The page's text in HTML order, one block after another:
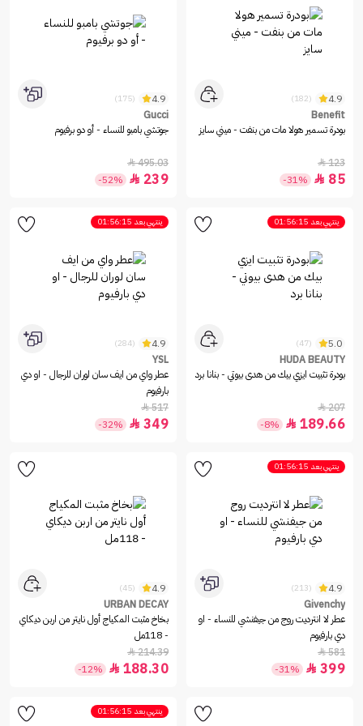
4.9
(182)
Benefit
بودرة تسمير هولا مات من بنفت - ميني سايز
123

85

-31%
4.9
(175)
Gucci
جوتشي بامبو للنساء - أو دو برفيوم
495.03

239

-52%
ينتهي بعد 01:56:15
5.0
(47)
HUDA BEAUTY
بودرة تثبيت ايزي بيك من هدى بيوتي - بنانا برد
207

189.66

-8%
ينتهي بعد 01:56:15
4.9
(284)
YSL
عطر واي من ايف سان لوران للرجال - او دي
بارفيوم
517

349

-32%
ينتهي بعد 01:56:15
4.9
(213)
Givenchy
عطر لا انترديت روج من جيفنشي للنساء - او
دي بارفيوم
581

399

-31%
4.9
(45)
URBAN DECAY
بخاخ مثبت المكياج أول نايتر من اربن ديكاي
- 118مل
214.39

188.30

-12%
ينتهي بعد 01:56:15